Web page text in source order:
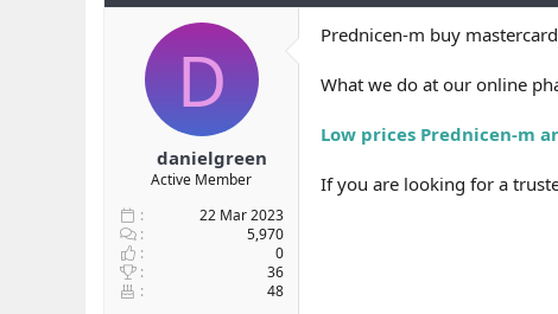
u
u
a
l
a
t
a
n
ı
ç
a
i
D
danielgreen
Active Member
22 Mar 2023
5,970
0
36
48
Prednicen-m buy
What we do at our online
Low prices Prednicen-m
If you are looking for a